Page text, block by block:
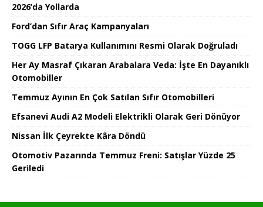
2026’da Yollarda
Ford’dan Sıfır Araç Kampanyaları
TOGG LFP Batarya Kullanımını Resmi Olarak Doğruladı
Her Ay Masraf Çıkaran Arabalara Veda: İşte En Dayanıklı
Otomobiller
Temmuz Ayının En Çok Satılan Sıfır Otomobilleri
Efsanevi Audi A2 Modeli Elektrikli Olarak Geri Dönüyor
Nissan İlk Çeyrekte Kâra Döndü
Otomotiv Pazarında Temmuz Freni: Satışlar Yüzde 25
Geriledi